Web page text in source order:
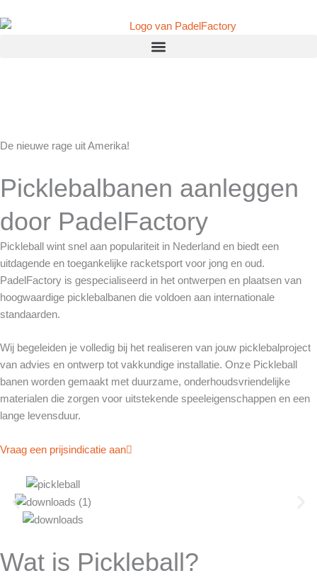
naar
De nieuwe rage uit Amerika!
Picklebalbanen aanleggen
door PadelFactory
Pickleball wint snel aan populariteit in Nederland en biedt een
uitdagende en toegankelijke racketsport voor jong en oud.
PadelFactory is gespecialiseerd in het ontwerpen en plaatsen van
hoogwaardige picklebalbanen die voldoen aan internationale
standaarden.
Wij begeleiden je volledig bij het realiseren van jouw picklebalproject
van advies en ontwerp tot vakkundige installatie. Onze Pickleball
banen worden gemaakt met duurzame, onderhoudsvriendelijke
materialen die zorgen voor uitstekende speeleigenschappen en een
lange levensduur.
Vraag een prijsindicatie aan
Wat is Pickleball?